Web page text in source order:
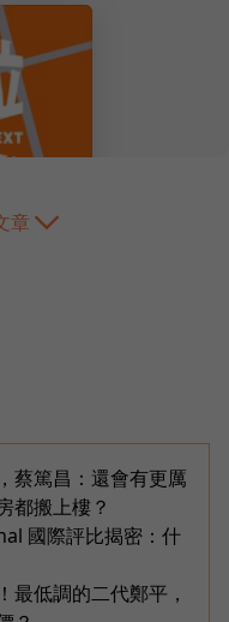
章
蔡篤昌：還會有更厲
都搬上樓？
國際評比揭密：什
最低調的二代鄭平，